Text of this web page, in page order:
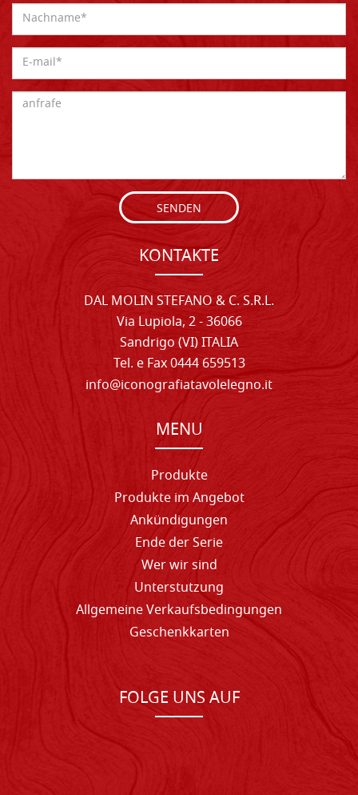
SENDEN
KONTAKTE
DAL MOLIN STEFANO & C. S.R.L.
Via Lupiola, 2 - 36066
Sandrigo (VI) ITALIA
Tel. e Fax 0444 659513
info@iconografiatavolelegno.it
MENU
Produkte
Produkte im Angebot
Ankündigungen
Ende der Serie
Wer wir sind
Unterstutzung
Allgemeine Verkaufsbedingungen
Geschenkkarten
FOLGE UNS AUF